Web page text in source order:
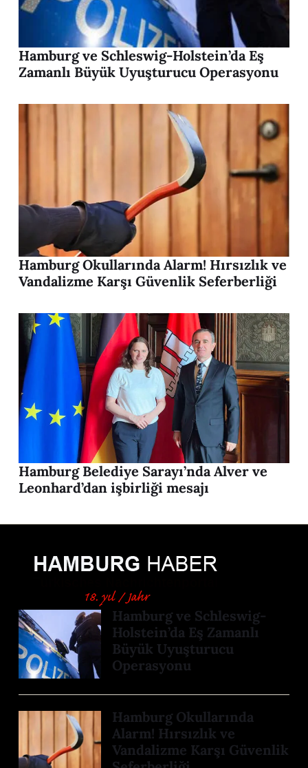
Hamburg ve Schleswig-Holstein’da Eş
Zamanlı Büyük Uyuşturucu Operasyonu
Hamburg Okullarında Alarm! Hırsızlık ve
Vandalizme Karşı Güvenlik Seferberliği
Hamburg Belediye Sarayı’nda Alver ve
Leonhard’dan işbirliği mesajı
Hamburg ve Schleswig-
Holstein’da Eş Zamanlı
Büyük Uyuşturucu
Operasyonu
Hamburg Okullarında
Alarm! Hırsızlık ve
Vandalizme Karşı Güvenlik